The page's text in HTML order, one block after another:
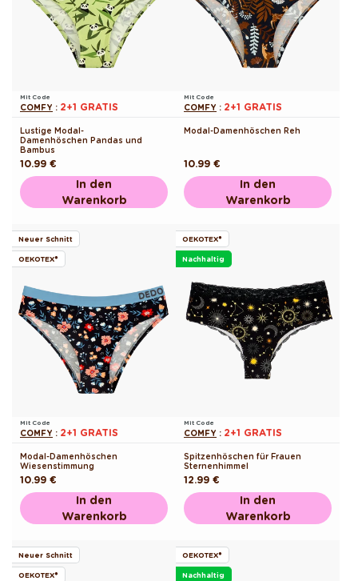
Mit Code
COMFY : 2+1 GRATIS
Lustige Modal-
Damenhöschen Pandas und
Bambus
Normaler
Preis
10.99 €
In den
Warenkorb
Mit Code
COMFY : 2+1 GRATIS
Modal-Damenhöschen Reh
Normaler
Preis
10.99 €
In den
Warenkorb
Neuer Schnitt
OEKOTEX®
Mit Code
COMFY : 2+1 GRATIS
Modal-Damenhöschen
Wiesenstimmung
Normaler
Preis
10.99 €
In den
Warenkorb
OEKOTEX®
Nachhaltig
Mit Code
COMFY : 2+1 GRATIS
Spitzenhöschen für Frauen
Sternenhimmel
Normaler
Preis
12.99 €
In den
Warenkorb
Neuer Schnitt
OEKOTEX®
OEKOTEX®
Nachhaltig